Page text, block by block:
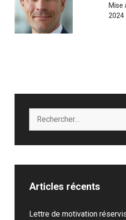
Mise
2024
Articles récents
Lettre de motivation